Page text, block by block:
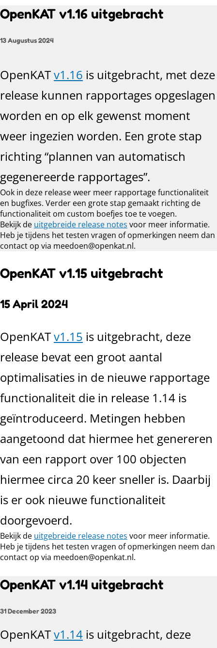
OpenKAT v1.16 uitgebracht
13 Augustus 2024
OpenKATv1.16 is uitgebracht, met deze
release kunnen rapportages opgeslagen
worden en op elk gewenst moment
weer ingezien worden. Een grote stap
richting “plannen van automatisch
gegenereerde rapportages”.
Ook in deze release weer meer rapportage functionaliteit
en bugfixes. Verder een grote stap gemaakt richting de
functionaliteit om custom boefjes toe te voegen.
Bekijk de uitgebreide release notes voor meer informatie.
Heb je tijdens het testen vragen of opmerkingen neem dan
contact op via meedoen@openkat.nl.
OpenKAT v1.15 uitgebracht
15 April 2024
OpenKATv1.15 is uitgebracht, deze
release bevat een groot aantal
optimalisaties in de nieuwe rapportage
functionaliteit die in release 1.14 is
geïntroduceerd. Metingen hebben
aangetoond dat hiermee het genereren
van een rapport over 100 objecten
hiermee circa 20 keer sneller is. Daarbij
is er ook nieuwe functionaliteit
doorgevoerd.
Bekijk de uitgebreide release notes voor meer informatie.
Heb je tijdens het testen vragen of opmerkingen neem dan
contact op via meedoen@openkat.nl.
OpenKAT v1.14 uitgebracht
31 December 2023
OpenKATv1.14 is uitgebracht, deze